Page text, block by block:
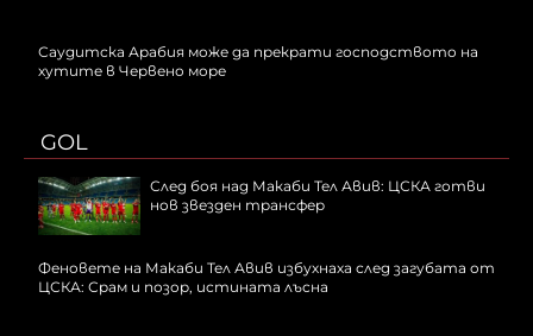
Саудитска Арабия може да прекрати господството на
хутите в Червено море
GOL
След боя над Макаби Тел Авив: ЦСКА готви
нов звезден трансфер
Феновете на Макаби Тел Авив избухнаха след загубата от
ЦСКА: Срам и позор, истината лъсна